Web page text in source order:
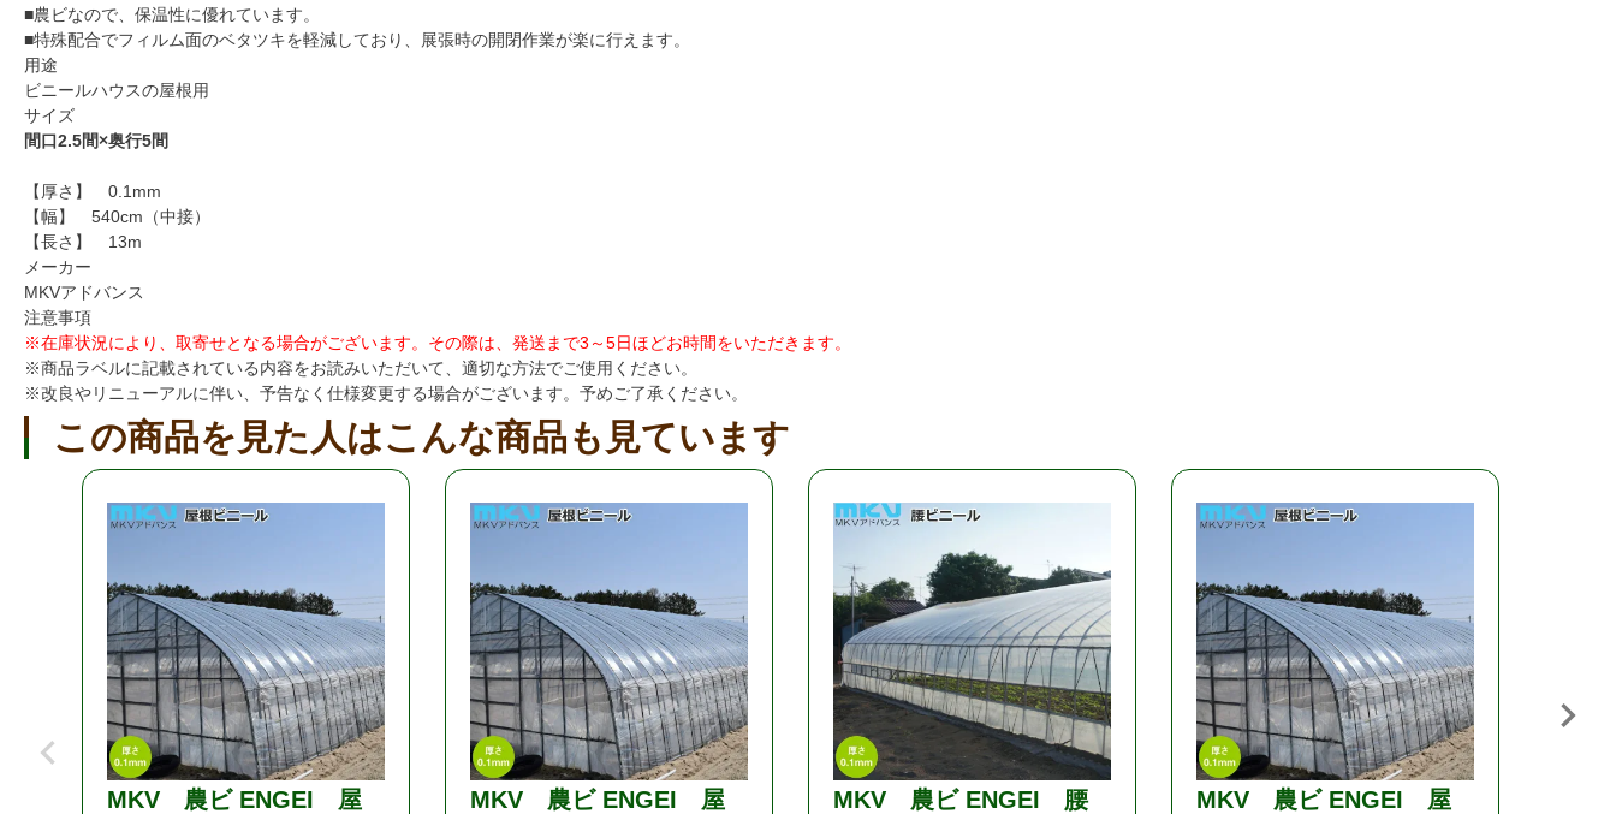
■農ビなので、保温性に優れています。
■特殊配合でフィルム面のベタツキを軽減しており、展張時の開閉作業が楽に行えます。
用途
ビニールハウスの屋根用
サイズ
間口2.5間×奥行5間
【厚さ】 0.1mm
【幅】 540cm（中接）
【長さ】 13m
メーカー
MKVアドバンス
注意事項
※在庫状況により、取寄せとなる場合がございます。その際は、発送まで3～5日ほどお時間をいただきます。
※商品ラベルに記載されている内容をお読みいただいて、適切な方法でご使用ください。
※改良やリニューアルに伴い、予告なく仕様変更する場合がございます。予めご了承ください。
この商品を見た人はこんな商品も見ています
MKV 農ビ ENGEI 屋
MKV 農ビ ENGEI 屋
MKV 農ビ ENGEI 腰
MKV 農ビ ENGEI 屋